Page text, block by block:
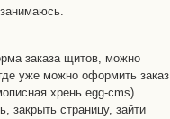
заказа щитов, можно
уже можно оформить заказ
хрень egg-cms)
закрыть страницу, зайти